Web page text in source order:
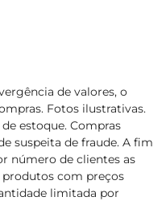
de valores, o
Fotos ilustrativas.
estoque. Compras
suspeita de fraude. A fim
número de clientes as
produtos com preços
limitada por